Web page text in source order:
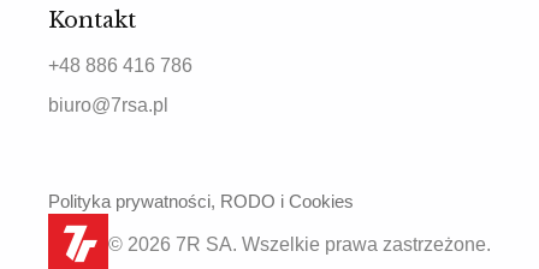
Kontakt
+48 886 416 786
biuro@7rsa.pl
© 2026 7R SA. Wszelkie prawa zastrzeżone.
Polityka prywatności, RODO i Cookies